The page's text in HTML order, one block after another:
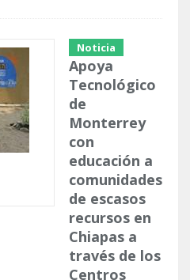
Noticia
Apoya
Tecnológico
de
Monterrey
con
educación a
comunidades
de escasos
recursos en
Chiapas a
través de los
Centros